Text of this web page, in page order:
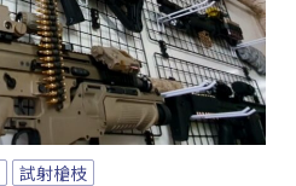
試射槍枝